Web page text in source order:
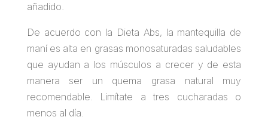
añadido.
De acuerdo con la Dieta Abs, la mantequilla de
maní es alta en grasas monosaturadas saludables
que ayudan a los músculos a crecer y de esta
manera ser un quema grasa natural muy
recomendable. Limítate a tres cucharadas o
menos al día.